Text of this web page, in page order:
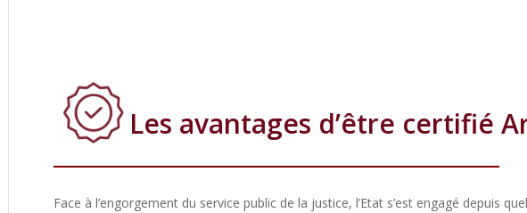
Les avantages d’être certifié
Face à l’engorgement du service public de la justice, l’Etat s’est engagé depuis